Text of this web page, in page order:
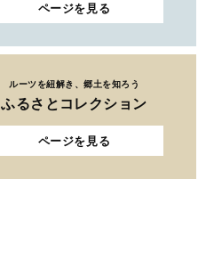
ページを見る
ルーツを紐解き、郷土を知ろう
ふるさとコレクション
ページを見る